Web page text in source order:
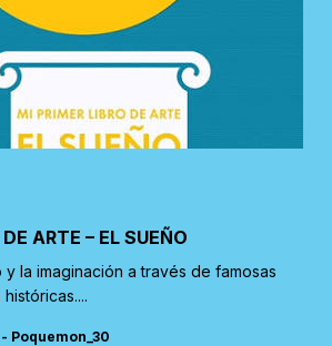
ARTE – EL SUEÑO
la imaginación a través de famosas
Poquemon_30